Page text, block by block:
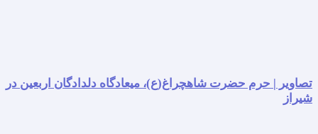
تصاویر | حرم حضرت شاهچراغ(ع)، میعادگاه دلدادگان اربعین در
شیراز